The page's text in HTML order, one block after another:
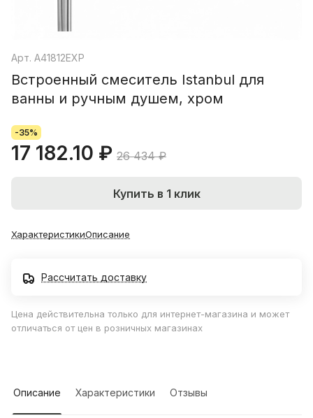
Арт. A41812EXP
Встроенный смеситель Istanbul для
ванны и ручным душем, хром
-35%
17 182.10 ₽ 26 434 ₽
Купить в 1 клик
ХарактеристикиОписание
Рассчитать доставку
Цена действительна только для интернет-магазина и может
отличаться от цен в розничных магазинах
Описание Характеристики Отзывы